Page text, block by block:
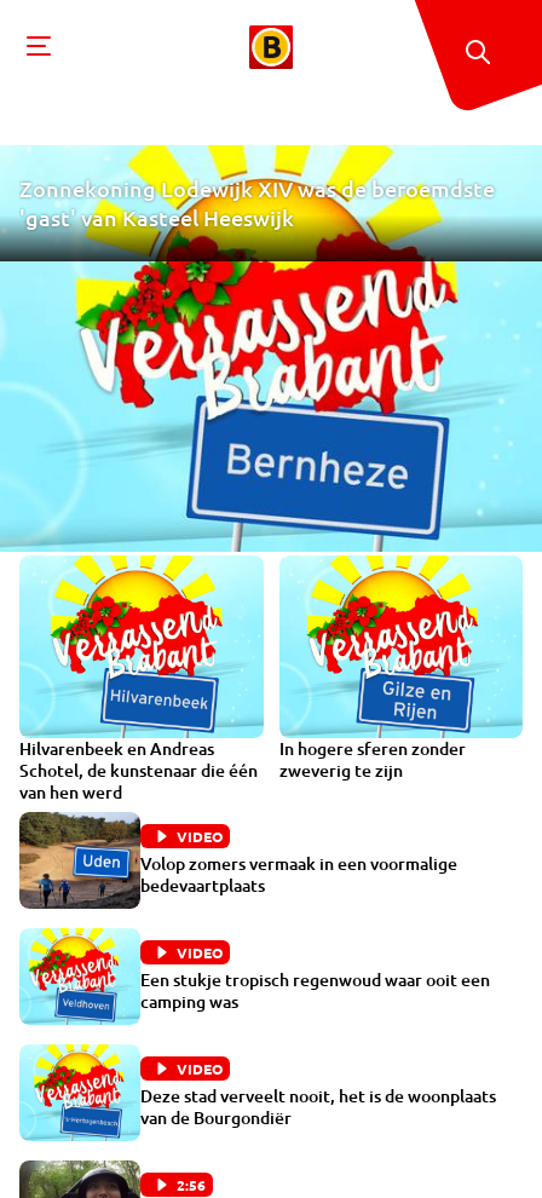
Zonnekoning Lodewijk XIV was de beroemdste
'gast' van Kasteel Heeswijk
Hilvarenbeek en Andreas
Schotel, de kunstenaar die één
van hen werd
VIDEO
In hogere sferen zonder
zweverig te zijn
4:34
VIDEO
Volop zomers vermaak in een voormalige
bedevaartplaats
VIDEO
Een stukje tropisch regenwoud waar ooit een
camping was
VIDEO
Deze stad verveelt nooit, het is de woonplaats
van de Bourgondiër
2:56